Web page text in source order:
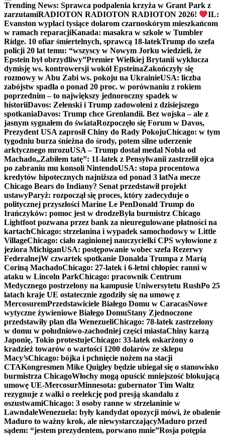
Trending News: Sprawca podpalenia krzyża w Grant Park z
zarzutamiRADIOTON RADIOTON RADIOTON 2026!
IL:
Evanston wypłaci tysiące dolarom czarnoskórym mieszkańcom
w ramach reparacjiKanada: masakra w szkole w Tumbler
Ridge. 10 ofiar śmiertelnych, sprawcą 18-latekTrump do szefa
policji 20 lat temu: “wszyscy w Nowym Jorku wiedzieli, że
Epstein był obrzydliwy”Premier Wielkiej Brytanii wyklucza
dymisję ws. kontrowersji wokół EpsteinaZakończyły się
rozmowy w Abu Zabi ws. pokoju na UkrainieUSA: liczba
zabójstw spadła o ponad 20 proc. w porównaniu z rokiem
poprzednim – to największy jednoroczny spadek w
historiiDavos: Zełenski i Trump zadowoleni z dzisiejszego
spotkaniaDavos: Trump chce Grenlandii. Bez wojska – ale z
jasnym sygnałem do świataRozpoczęło się Forum w Davos,
Prezydent USA zaprosił Chiny do Rady PokojuChicago: w tym
tygodniu burza śnieżna do środy, potem silne uderzenie
arktycznego mrozuUSA – Trump dostał medal Nobla od
Machado„Zabiłem tatę”: 11-latek z Pensylwanii zastrzelił ojca
po zabraniu mu konsoli NintendoUSA: stopa procentowa
kredytów hipotecznych najniższa od ponad 3 latNa mecze
Chicago Bears do Indiany? Senat przedstawił projekt
ustawyParyż: rozpoczął się proces, który zadecyduje o
politycznej przyszłości Marine Le PenDonald Trump do
Irańczyków: pomoc jest w drodzeByła burmistrz Chicago
Lightfoot pozwana przez bank za nieuregulowane płatności na
kartachChicago: strzelanina i wypadek samochodowy w Little
VillageChicago: ciało zaginionej nauczycielki CPS wyłowione z
jeziora MichiganUSA: postępowanie wobec szefa Rezerwy
FederalnejW czwartek spotkanie Donalda Trumpa z Maríą
Coriną MachadoChicago: 27-latek i 6-letni chłopiec ranni w
ataku w Lincoln ParkChicago: pracownik Centrum
Medycznego postrzelony na kampusie Uniwersytetu RushPo 25
latach kraje UE ostatecznie zgodziły się na umowę z
MercosuremPrzedstawiciele Białego Domu w CaracasNowe
wytyczne żywieniowe Białego DomuStany Zjednoczone
przedstawiły plan dla WenezueliChicago: 78-latek zastrzelony
w domu w południowo-zachodniej części miastaChiny karzą
Japonię, Tokio protestujeChicago: 33-latek oskarżony o
kradzież towarów o wartości 1200 dolarów ze sklepu
Macy’sChicago: bójka i pchnięcie nożem na stacji
CTAKongresmen Mike Quigley będzie ubiegał się o stanowisko
burmistrza ChicagoWłochy mogą opuścić mniejszość blokującą
umowę UE-MercosurMinnesota: gubernator Tim Waltz
rezygnuje z walki o reelekcję pod presją skandalu z
oszustwamiChicago: 3 osoby ranne w strzelaninie w
LawndaleWenezuela: były kandydat opozycji mówi, że obalenie
Maduro to ważny krok, ale niewystarczającyMaduro przed
sądem: “jestem prezydentem, porwano mnie”Rosja potępia